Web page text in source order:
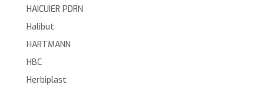
HAICUIER PDRN
Halibut
HARTMANN
HBC
Herbiplast